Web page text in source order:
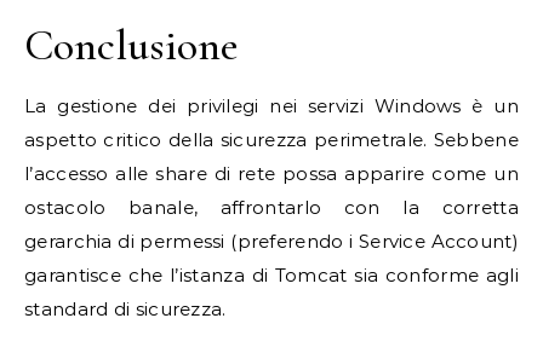
Conclusione
La gestione dei privilegi nei servizi Windows è un
aspetto critico della sicurezza perimetrale. Sebbene
l’accesso alle share di rete possa apparire come un
ostacolo banale, affrontarlo con la corretta
gerarchia di permessi (preferendo i Service Account)
garantisce che l’istanza di Tomcat sia conforme agli
standard di sicurezza.